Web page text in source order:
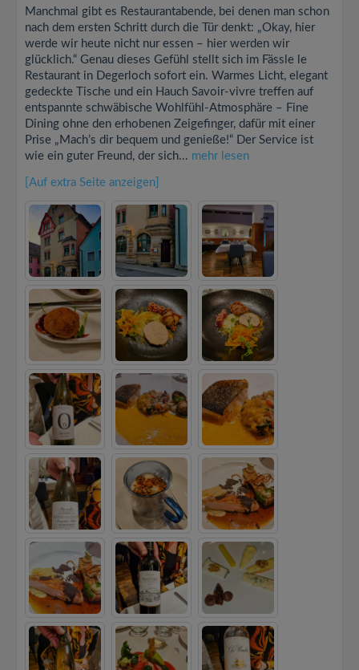
Manchmal gibt es Restaurantabende, bei denen man schon
nach dem ersten Schritt durch die Tür denkt: „Okay, hier
werde wir heute nicht nur essen – hier werden wir
glücklich.“ Genau dieses Gefühl stellt sich im Fässle le
Restaurant in Degerloch sofort ein. Warmes Licht, elegant
gedeckte Tische und ein Hauch Savoir-vivre treffen auf
entspannte schwäbische Wohlfühl-Atmosphäre – Fine
Dining ohne den erhobenen Zeigefinger, dafür mit einer
Prise „Mach’s dir bequem und genieße!“ Der Service ist
wie ein guter Freund, der sich... mehr lesen
[Auf extra Seite anzeigen]